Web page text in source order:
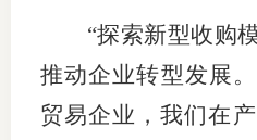
“探索新型收购模
推动企业转型发展
贸易企业，我们在